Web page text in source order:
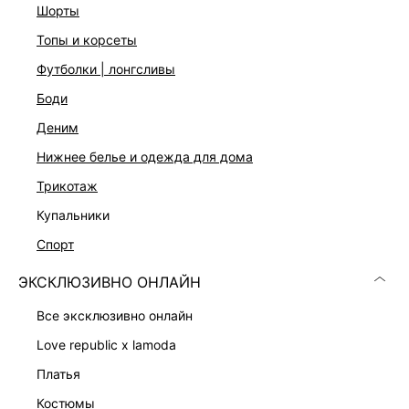
шорты
топы и корсеты
футболки | лонгсливы
боди
деним
нижнее белье и одежда для дома
трикотаж
купальники
спорт
ЭКСКЛЮЗИВНО ОНЛАЙН
все эксклюзивно онлайн
love republic x lamoda
платья
костюмы
ДОСТАВКА И ВОЗВРАТ